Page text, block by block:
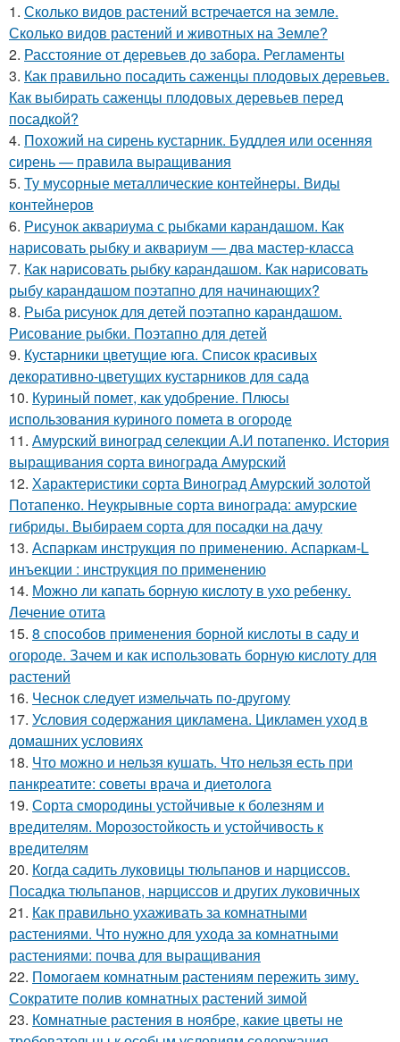
1. Сколько видов растений встречается на земле.
Сколько видов растений и животных на Земле?
2. Расстояние от деревьев до забора. Регламенты
3. Как правильно посадить саженцы плодовых деревьев.
Как выбирать саженцы плодовых деревьев перед
посадкой?
4. Похожий на сирень кустарник. Буддлея или осенняя
сирень — правила выращивания
5. Ту мусорные металлические контейнеры. Виды
контейнеров
6. Рисунок аквариума с рыбками карандашом. Как
нарисовать рыбку и аквариум — два мастер-класса
7. Как нарисовать рыбку карандашом. Как нарисовать
рыбу карандашом поэтапно для начинающих?
8. Рыба рисунок для детей поэтапно карандашом.
Рисование рыбки. Поэтапно для детей
9. Кустарники цветущие юга. Список красивых
декоративно-цветущих кустарников для сада
10. Куриный помет, как удобрение. Плюсы
использования куриного помета в огороде
11. Амурский виноград селекции А.И потапенко. История
выращивания сорта винограда Амурский
12. Характеристики сорта Виноград Амурский золотой
Потапенко. Неукрывные сорта винограда: амурские
гибриды. Выбираем сорта для посадки на дачу
13. Аспаркам инструкция по применению. Аспаркам-L
инъекции : инструкция по применению
14. Можно ли капать борную кислоту в ухо ребенку.
Лечение отита
15. 8 способов применения борной кислоты в саду и
огороде. Зачем и как использовать борную кислоту для
растений
16. Чеснок следует измельчать по-другому
17. Условия содержания цикламена. Цикламен уход в
домашних условиях
18. Что можно и нельзя кушать. Что нельзя есть при
панкреатите: советы врача и диетолога
19. Сорта смородины устойчивые к болезням и
вредителям. Морозостойкость и устойчивость к
вредителям
20. Когда садить луковицы тюльпанов и нарциссов.
Посадка тюльпанов, нарциссов и других луковичных
21. Как правильно ухаживать за комнатными
растениями. Что нужно для ухода за комнатными
растениями: почва для выращивания
22. Помогаем комнатным растениям пережить зиму.
Сократите полив комнатных растений зимой
23. Комнатные растения в ноябре, какие цветы не